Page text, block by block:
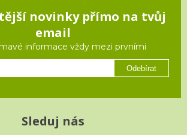
novinky přímo na tvůj
email
informace vždy mezi prvními
Odebírat
Sleduj nás